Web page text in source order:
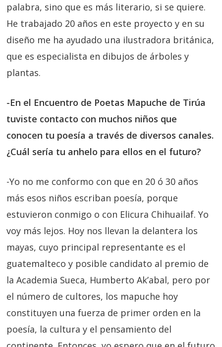
palabra, sino que es más literario, si se quiere.
He trabajado 20 años en este proyecto y en su
diseño me ha ayudado una ilustradora británica,
que es especialista en dibujos de árboles y
plantas.
-En el Encuentro de Poetas Mapuche de Tirúa
tuviste contacto con muchos niños que
conocen tu poesía a través de diversos canales.
¿Cuál sería tu anhelo para ellos en el futuro?
-Yo no me conformo con que en 20 ó 30 años
más esos niños escriban poesía, porque
estuvieron conmigo o con Elicura Chihuailaf. Yo
voy más lejos. Hoy nos llevan la delantera los
mayas, cuyo principal representante es el
guatemalteco y posible candidato al premio de
la Academia Sueca, Humberto Ak’abal, pero por
el número de cultores, los mapuche hoy
constituyen una fuerza de primer orden en la
poesía, la cultura y el pensamiento del